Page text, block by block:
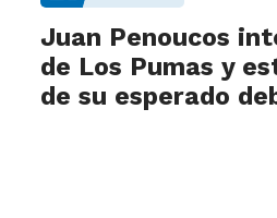
Juan Penoucos
de Los Pumas y
de su esperado